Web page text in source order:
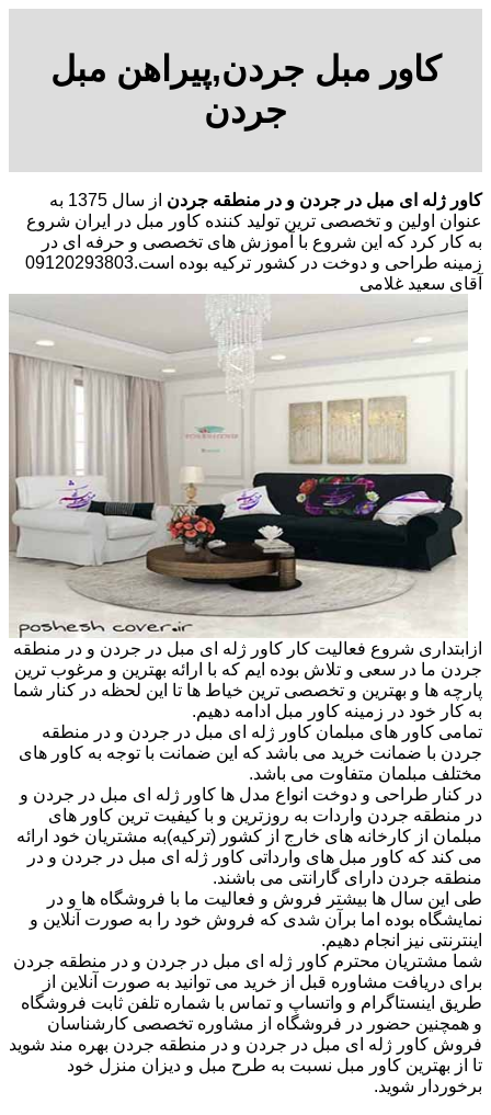
کاور مبل جردن,پیراهن مبل
جردن
کاور ژله ای مبل در جردن و در منطقه جردن
از سال 1375 به
عنوان اولین و تخصصی ترین تولید کننده کاور مبل در ایران شروع
به کار کرد که این شروع با آموزش های تخصصی و حرفه ای در
زمینه طراحی و دوخت در کشور ترکیه بوده است.09120293803
آقای سعید غلامی
ازابتداری شروع فعالیت کار کاور ژله ای مبل در جردن و در منطقه
جردن ما در سعی و تلاش بوده ایم که با ارائه بهترین و مرغوب ترین
پارچه ها و بهترین و تخصصی ترین خیاط ها تا این لحظه در کنار شما
به کار خود در زمینه کاور مبل ادامه دهیم.
تمامی کاور های مبلمان کاور ژله ای مبل در جردن و در منطقه
جردن با ضمانت خرید می باشد که این ضمانت با توجه به کاور های
مختلف مبلمان متفاوت می باشد.
در کنار طراحی و دوخت انواع مدل ها کاور ژله ای مبل در جردن و
در منطقه جردن واردات به روزترین و با کیفیت ترین کاور های
مبلمان از کارخانه های خارج از کشور (ترکیه)به مشتریان خود ارائه
می کند که کاور مبل های وارداتی کاور ژله ای مبل در جردن و در
منطقه جردن دارای گارانتی می باشند.
طی این سال ها بیشتر فروش و فعالیت ما با فروشگاه ها و در
نمایشگاه بوده اما برآن شدی که فروش خود را به صورت آنلاین و
اینترنتی نیز انجام دهیم.
شما مشتریان محترم کاور ژله ای مبل در جردن و در منطقه جردن
برای دریافت مشاوره قبل از خرید می توانید به صورت آنلاین از
طریق اینستاگرام و واتساپ و تماس با شماره تلفن ثابت فروشگاه
و همچنین حضور در فروشگاه از مشاوره تخصصی کارشناسان
فروش کاور ژله ای مبل در جردن و در منطقه جردن بهره مند شوید
تا از بهترین کاور مبل نسبت به طرح مبل و دیزان منزل خود
برخوردار شوید.